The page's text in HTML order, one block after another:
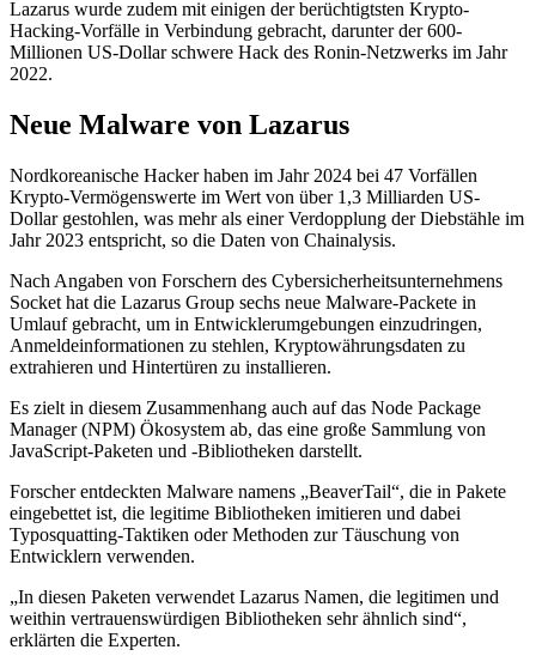
Lazarus wurde zudem mit einigen der berüchtigtsten Krypto-
Hacking-Vorfälle in Verbindung gebracht, darunter der 600-
Millionen US-Dollar schwere Hack des Ronin-Netzwerks im Jahr
2022.
Neue Malware von Lazarus
Nordkoreanische Hacker haben im Jahr 2024 bei 47 Vorfällen
Krypto-Vermögenswerte im Wert von über 1,3 Milliarden US-
Dollar gestohlen, was mehr als einer Verdopplung der Diebstähle im
Jahr 2023 entspricht, so die Daten von Chainalysis.
Nach Angaben von Forschern des Cybersicherheitsunternehmens
Socket hat die Lazarus Group sechs neue Malware-Packete in
Umlauf gebracht, um in Entwicklerumgebungen einzudringen,
Anmeldeinformationen zu stehlen, Kryptowährungsdaten zu
extrahieren und Hintertüren zu installieren.
Es zielt in diesem Zusammenhang auch auf das Node Package
Manager (NPM) Ökosystem ab, das eine große Sammlung von
JavaScript-Paketen und -Bibliotheken darstellt.
Forscher entdeckten Malware namens „BeaverTail“, die in Pakete
eingebettet ist, die legitime Bibliotheken imitieren und dabei
Typosquatting-Taktiken oder Methoden zur Täuschung von
Entwicklern verwenden.
„In diesen Paketen verwendet Lazarus Namen, die legitimen und
weithin vertrauenswürdigen Bibliotheken sehr ähnlich sind“,
erklärten die Experten.